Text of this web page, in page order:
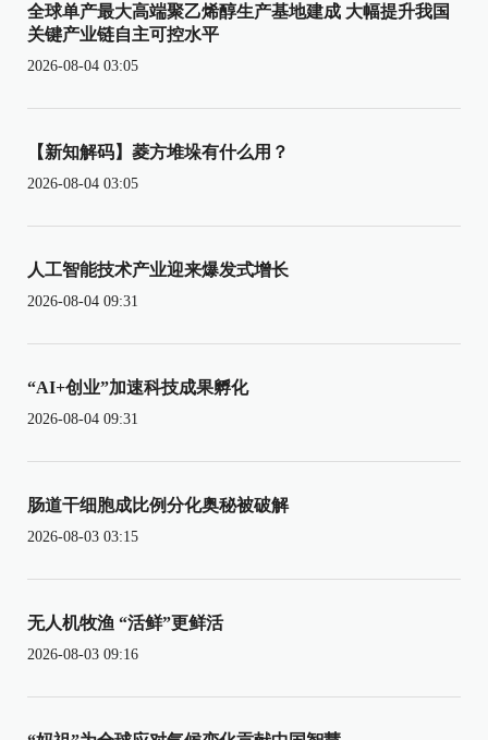
全球单产最大高端聚乙烯醇生产基地建成 大幅提升我国
关键产业链自主可控水平
2026-08-04 03:05
【新知解码】菱方堆垛有什么用？
2026-08-04 03:05
人工智能技术产业迎来爆发式增长
2026-08-04 09:31
“AI+创业”加速科技成果孵化
2026-08-04 09:31
肠道干细胞成比例分化奥秘被破解
2026-08-03 03:15
无人机牧渔 “活鲜”更鲜活
2026-08-03 09:16